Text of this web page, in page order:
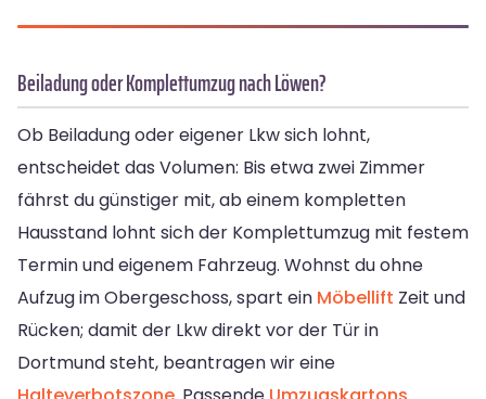
Beiladung oder Komplettumzug nach Löwen?
Ob Beiladung oder eigener Lkw sich lohnt,
entscheidet das Volumen: Bis etwa zwei Zimmer
fährst du günstiger mit, ab einem kompletten
Hausstand lohnt sich der Komplettumzug mit festem
Termin und eigenem Fahrzeug. Wohnst du ohne
Aufzug im Obergeschoss, spart ein Möbellift Zeit und
Rücken; damit der Lkw direkt vor der Tür in
Dortmund steht, beantragen wir eine